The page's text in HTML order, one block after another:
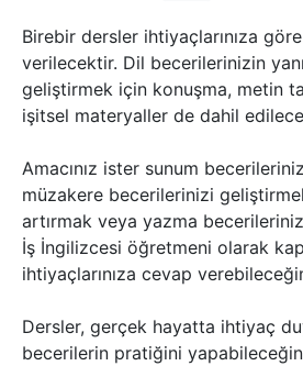
Birebir dersler ihtiyaçlarınıza göre
verilecektir. Dil becerilerinizin
geliştirmek için konuşma, metin
işitsel materyaller de dahil
Amacınız ister sunum
müzakere becerilerinizi
artırmak veya yazma
İş İngilizcesi öğretmeni olarak
ihtiyaçlarınıza cevap
Dersler, gerçek hayatta ihtiyaç
becerilerin pratiğini